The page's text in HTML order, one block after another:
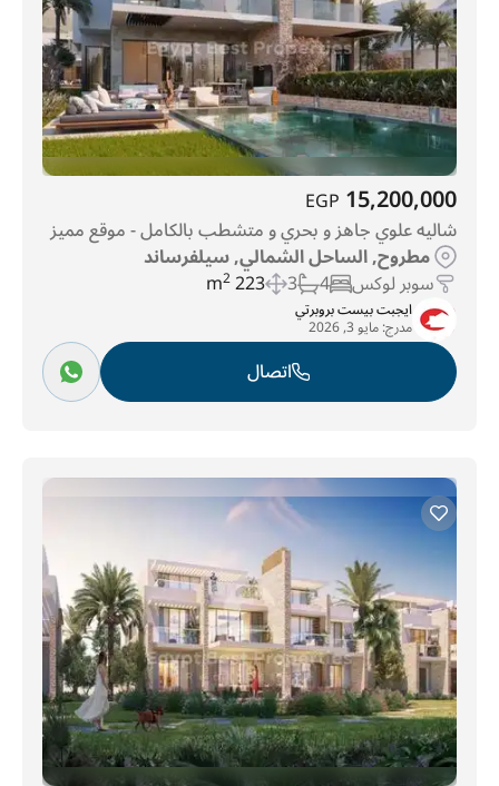
15,200,000
EGP
شاليه علوي جاهز و بحري و متشطب بالكامل - موقع مميز
مطروح, الساحل الشمالي, سيلفرساند
سوبر لوكس 4
3
223 m
2
ايجبت بيست بروبرتي
مدرج:مايو 3, 2026
اتصال